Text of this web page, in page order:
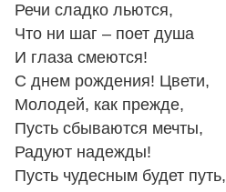
Речи сладко льются,
Что ни шаг – поет душа
И глаза смеются!
С днем рождения! Цвети,
Молодей, как прежде,
Пусть сбываются мечты,
Радуют надежды!
Пусть чудесным будет путь,